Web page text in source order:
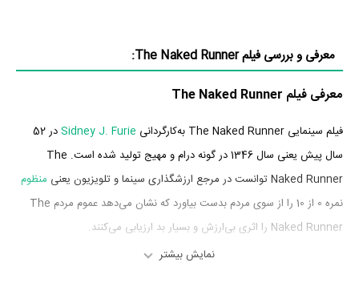
معرفی و بررسی فیلم The Naked Runner:
معرفی فیلم The Naked Runner
فیلم سینمایی The Naked Runner به‌کارگردانی Sidney J. Furie
در 52
سال پیش یعنی سال 1346 در گونه درام و مهیج تولید شده است. The
Naked Runner توانست در مرجع ارزشگذاری سینما و تلویزیون یعنی
منظوم
نمره 0 از 10 را از سوی مردم بدست بیاورد که نشان می‌دهد عموم مردم The
Naked Runner را اثری بی‌ارزش و بسیار بد ارزیابی می‌کنند.
نمایش بیشتر